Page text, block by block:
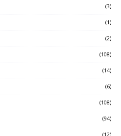
(3)
(1)
(2)
(108)
(14)
(6)
(108)
(94)
(12)